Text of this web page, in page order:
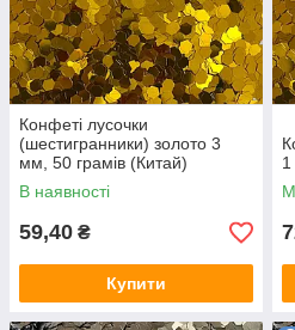
Конфеті лусочки
(шестигранники) золото 3
мм, 50 грамів (Китай)
В наявності
59,40 ₴
Купити
1